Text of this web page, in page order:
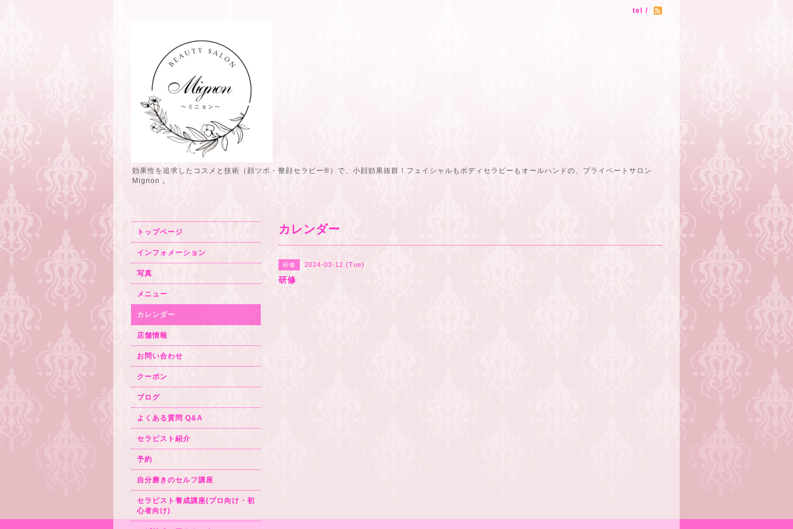
tel /
効果性を追求したコスメと技術（顔ツボ・整顔セラピー®️）で、小顔効果抜群！フェイシャルもボディセラピーもオールハンドの、プライベートサロン
Mignon 。
カレンダー
研修 2024-03-12 (Tue)
研修
トップページ
インフォメーション
写真
メニュー
カレンダー
店舗情報
お問い合わせ
クーポン
ブログ
よくある質問 Q&A
セラピスト紹介
予約
自分磨きのセルフ講座
セラピスト養成講座(プロ向け・初
心者向け)